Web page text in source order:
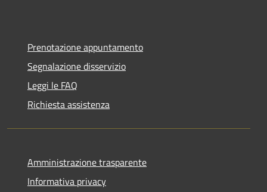
Prenotazione appuntamento
Segnalazione disservizio
Leggi le FAQ
Richiesta assistenza
Amministrazione trasparente
Informativa privacy